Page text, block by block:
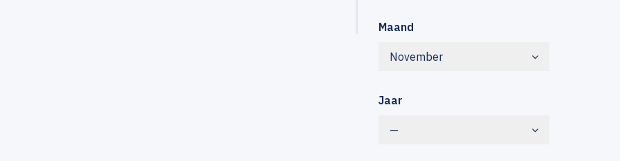
Maand
November
Jaar
—